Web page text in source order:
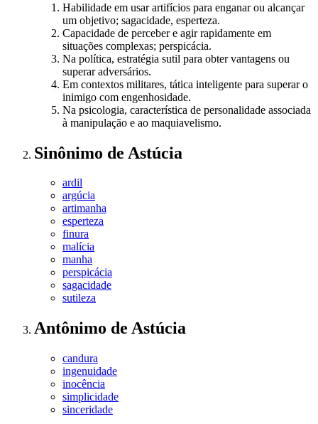
Habilidade em usar artifícios para enganar ou alcançar
um objetivo; sagacidade, esperteza.
Capacidade de perceber e agir rapidamente em
situações complexas; perspicácia.
Na política, estratégia sutil para obter vantagens ou
superar adversários.
Em contextos militares, tática inteligente para superar o
inimigo com engenhosidade.
Na psicologia, característica de personalidade associada
à manipulação e ao maquiavelismo.
Sinônimo de Astúcia
ardil
argúcia
artimanha
esperteza
finura
malícia
manha
perspicácia
sagacidade
sutileza
Antônimo de Astúcia
candura
ingenuidade
inocência
simplicidade
sinceridade